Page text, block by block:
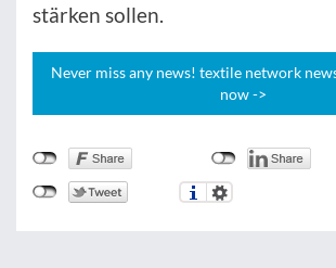
stärken sollen.
Never miss any news! textile network
now ->